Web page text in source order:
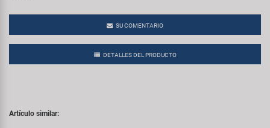
SU COMENTARIO
DETALLES DEL PRODUCTO
Artículo similar: